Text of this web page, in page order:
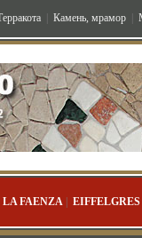
Камень, мрамор
LA FAENZA| EIFFELGRES